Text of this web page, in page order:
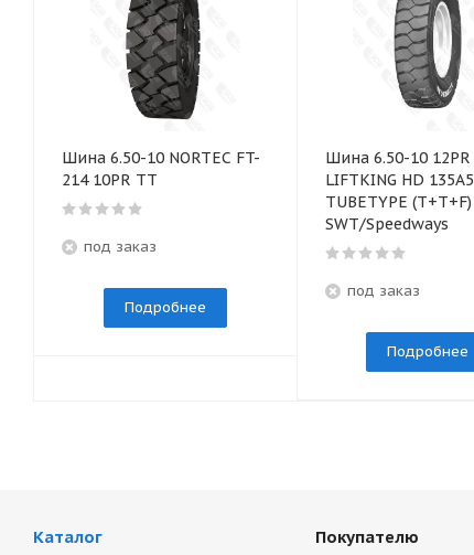
Шина 6.50-10 NORTEC FT-
214 10PR TT
под заказ
Подробнее
Шина 6.50-10 12PR
LIFTKING HD 135A5
TUBETYPE (T+T+F)
SWT/Speedways
под заказ
Подробнее
Каталог Покупателю